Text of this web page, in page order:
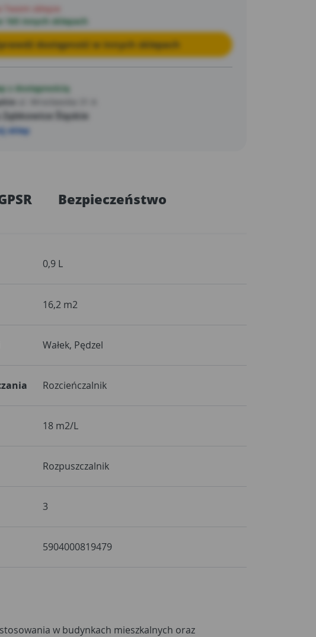
Twoim sklepie
165 innych sklepach
dostępność w innych sklepach
z dostępnością
Ząbkowice Śląskie
sklep
Bezpieczeństwo
0,9 L
16,2 m2
Wałek, Pędzel
Rozcieńczalnik
18 m2/L
Rozpuszczalnik
3
5904000819479